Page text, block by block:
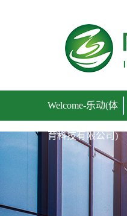
Welcome-乐动(体
育科技有限公司)